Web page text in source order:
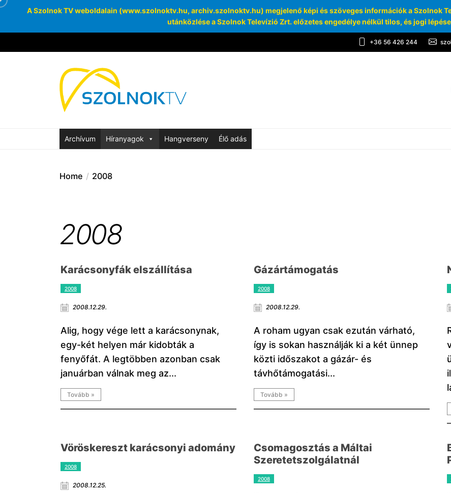
A Szolnok TV weboldalain (www.szolnoktv.hu, archiv.szolnoktv.hu) megjelenő képi és szöveges információk a Szolnok
utánközlése a Szolnok Televízió Zrt. előzetes engedélye nélkül tilos, és jogi
to
+36 56 426 244
SzolnokTV Archívum
Archívum Híranyagok Hangverseny Élő adás
Home 2008
2008
Karácsonyfák elszállítása
2008
2008.12.29.
Alig, hogy vége lett a karácsonynak,
egy-két helyen már kidobták a
fenyőfát. A legtöbben azonban csak
januárban válnak meg az...
Tovább »
Gázártámogatás
2008
2008.12.29.
A roham ugyan csak ezután várható,
így is sokan használják ki a két ünnep
közti időszakot a gázár- és
távhőtámogatási...
Tovább »
Vöröskereszt karácsonyi adomány
2008
2008.12.25.
Csomagosztás a Máltai
Szeretetszolgálatnál
2008